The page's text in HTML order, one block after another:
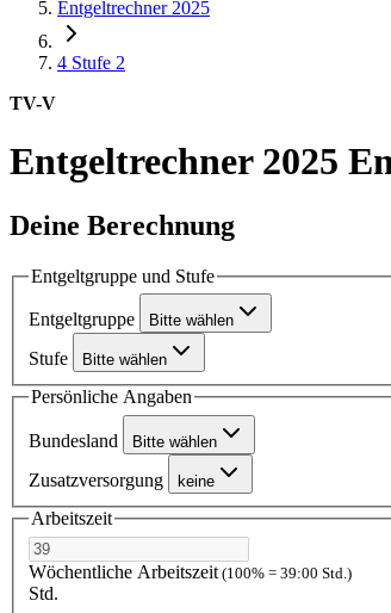
Entgeltrechner 2025
4 Stufe 2
TV-V
Entgeltrechner 2025
Deine Berechnung
Entgeltgruppe und Stufe
Entgeltgruppe Bitte wählen
Stufe Bitte wählen
Persönliche Angaben
Bundesland Bitte wählen
Zusatzversorgung keine
Arbeitszeit
Wöchentliche Arbeitszeit (100% = 39:00 Std.)
Std.